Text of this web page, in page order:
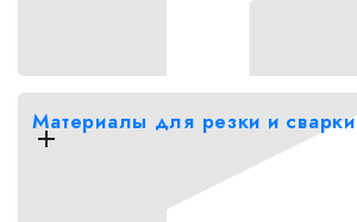
Материалы для резки и сварки